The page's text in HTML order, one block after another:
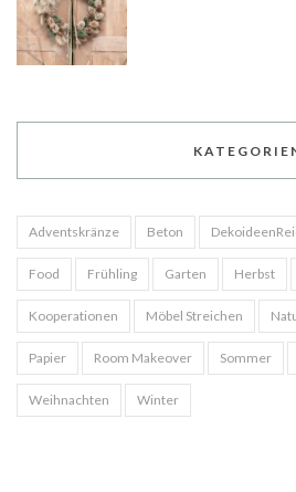
Adventskränze Beton
Food Frühling Garten Herbst
Kooperationen Möbel Streichen
Papier Room Makeover Sommer
Weihnachten Winter